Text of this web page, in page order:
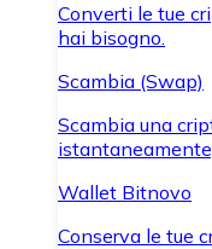
Converti le tue
hai bisogno.
Scambia (Swap)
Scambia una
Wallet Bitnovo
Conserva le tue